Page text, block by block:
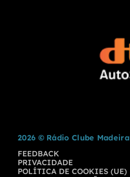
2026 © Rádio Clube Madeira
FEEDBACK
PRIVACIDADE
POLÍTICA DE COOKIES (UE)